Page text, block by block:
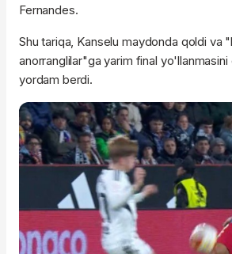
Fernandes.
Shu tariqa, Kanselu maydonda qoldi va
anorranglilar"ga yarim final
yordam berdi.